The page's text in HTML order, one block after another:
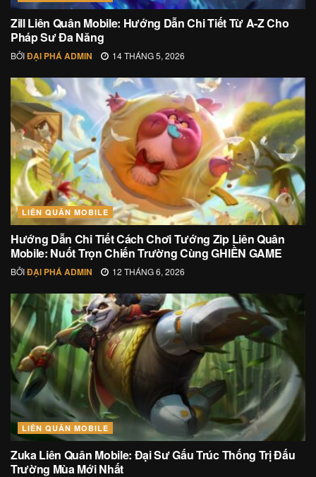
Zill Liên Quân Mobile: Hướng Dẫn Chi Tiết Từ A-Z Cho
Pháp Sư Đa Năng
BỞIĐẠI PHÁ ADMIN 14 THÁNG 5, 2026
LIÊN QUÂN MOBILE
Hướng Dẫn Chi Tiết Cách Chơi Tướng Zip Liên Quân
Mobile: Nuốt Trọn Chiến Trường Cùng GHIỀN GAME
BỞIĐẠI PHÁ ADMIN 12 THÁNG 6, 2026
LIÊN QUÂN MOBILE
Zuka Liên Quân Mobile: Đại Sư Gấu Trúc Thống Trị Đấu
Trường Mùa Mới Nhất